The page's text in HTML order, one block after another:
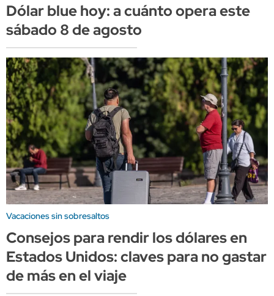
Dólar blue hoy: a cuánto opera este
sábado 8 de agosto
Vacaciones sin sobresaltos
Consejos para rendir los dólares en
Estados Unidos: claves para no gastar
de más en el viaje